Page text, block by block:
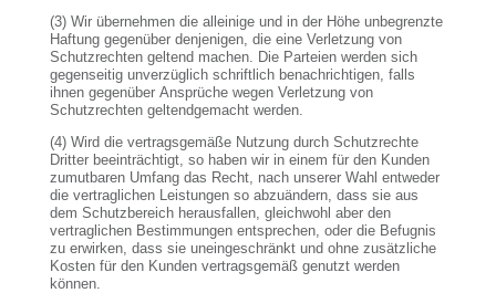
(3) Wir übernehmen die alleinige und in der Höhe unbegrenzte
Haftung gegenüber denjenigen, die eine Verletzung von
Schutzrechten geltend machen. Die Parteien werden sich
gegenseitig unverzüglich schriftlich benachrichtigen, falls
ihnen gegenüber Ansprüche wegen Verletzung von
Schutzrechten geltendgemacht werden.
(4) Wird die vertragsgemäße Nutzung durch Schutzrechte
Dritter beeinträchtigt, so haben wir in einem für den Kunden
zumutbaren Umfang das Recht, nach unserer Wahl entweder
die vertraglichen Leistungen so abzuändern, dass sie aus
dem Schutzbereich herausfallen, gleichwohl aber den
vertraglichen Bestimmungen entsprechen, oder die Befugnis
zu erwirken, dass sie uneingeschränkt und ohne zusätzliche
Kosten für den Kunden vertragsgemäß genutzt werden
können.